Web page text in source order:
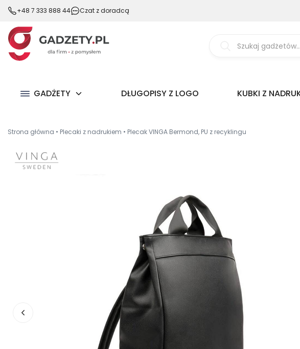
+48 7 333 888 44 Czat z doradcą
produktów
GADŻETY DŁUGOPISY Z LOGO KUBKI Z
Strona główna • Plecaki z nadrukiem • Plecak VINGA Bermond, PU z recyklingu